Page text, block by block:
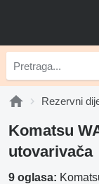
Rezervni
Komatsu
utovarivača
9 oglasa: